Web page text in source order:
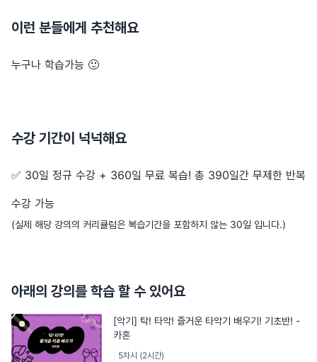
이런 분들에게 추천해요
누구나 학습가능 🙂
수강 기간이 넉넉해요
✅ 30일 정규 수강 + 360일 무료 복습! 총 390일간 무제한 반복
수강 가능
(실제 해당 강의의 커리큘럼은 복습기간을 포함하지 않는 30일 입니다.)
아래의 강의를 학습 할 수 있어요
[악기] 탁! 타악! 즐거운 타악기 배우기! 기초반! -
카혼
5차시 (2시간)